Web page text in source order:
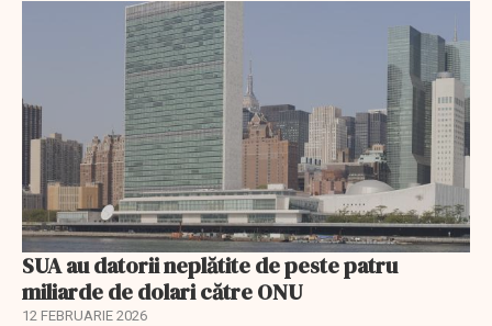
SUA au datorii neplătite de peste patru
miliarde de dolari către ONU
12 FEBRUARIE 2026